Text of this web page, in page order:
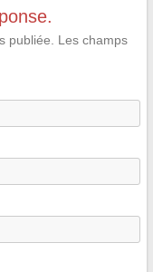
publiée.
Les champs